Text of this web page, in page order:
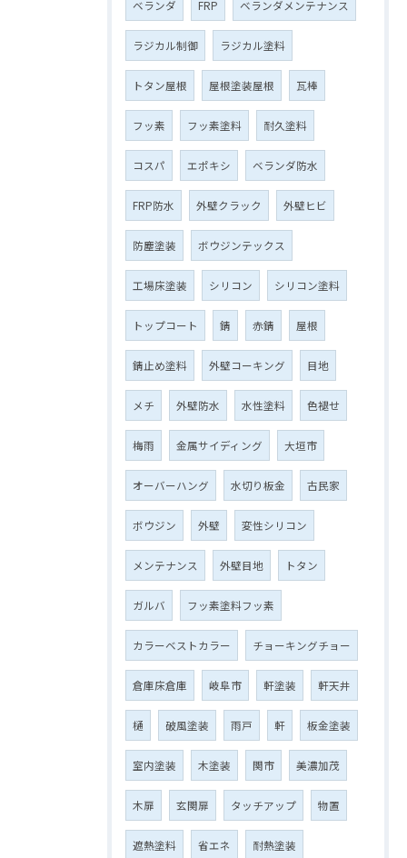
ベランダ FRP ベランダメンテナンス
ラジカル制御 ラジカル塗料
トタン屋根 屋根塗装屋根 瓦棒
フッ素 フッ素塗料 耐久塗料
コスパ エポキシ ベランダ防水
FRP防水 外壁クラック 外壁ヒビ
防塵塗装 ボウジンテックス
工場床塗装 シリコン シリコン塗料
トップコート 錆 赤錆 屋根
錆止め塗料 外壁コーキング 目地
メチ 外壁防水 水性塗料 色褪せ
梅雨 金属サイディング 大垣市
オーバーハング 水切り板金 古民家
ボウジン 外壁 変性シリコン
メンテナンス 外壁目地 トタン
ガルバ フッ素塗料フッ素
カラーベストカラー チョーキングチョー
倉庫床倉庫 岐阜市 軒塗装 軒天井
樋 破風塗装 雨戸 軒 板金塗装
室内塗装 木塗装 関市 美濃加茂
木扉 玄関扉 タッチアップ 物置
遮熱塗料 省エネ 耐熱塗装